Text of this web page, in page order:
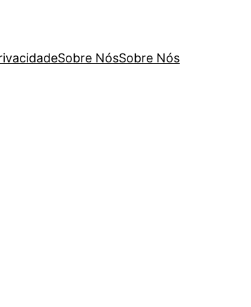
Sobre NósSobre Nós